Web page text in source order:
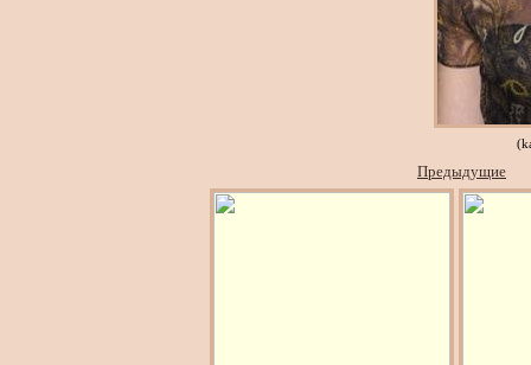
Предыдущие